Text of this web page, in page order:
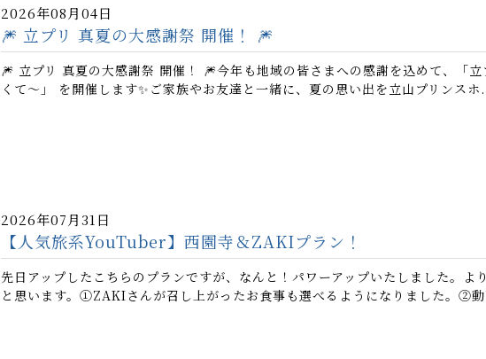
2026年08月04日
🎆 立プリ 真夏の大感謝祭 開催！ 🎆
🎆 立プリ 真夏の大感謝祭 開催！ 🎆今年も地域の皆さまへの感謝を込めて、「
くて～」 を開催します✨ご家族やお友達と一緒に、夏の思い出を立山プリンスホ
2026年07月31日
【人気旅系YouTuber】西園寺＆ZAKIプラン！
先日アップしたこちらのプランですが、なんと！パワーアップいたしました。よ
と思います。①ZAKIさんが召し上がったお食事も選べるようになりました。②